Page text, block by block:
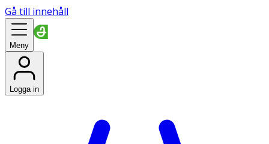
Gå till innehåll
Meny
Logga in